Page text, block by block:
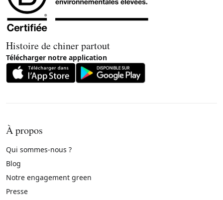
Histoire de chiner partout
Télécharger notre application
À propos
Qui sommes-nous ?
Blog
Notre engagement green
Presse